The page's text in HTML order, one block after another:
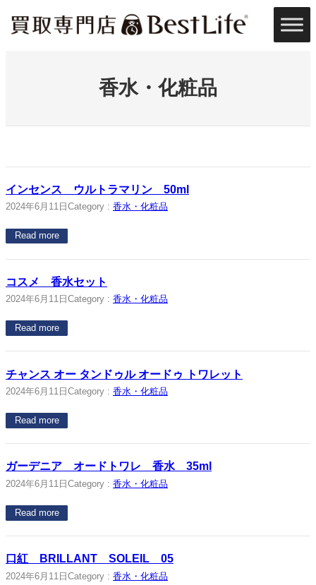
容
を
香水・化粧品
インセンス ウルトラマリン 50ml
2024年6月11日 Category : 香水・化粧品
Read more
コスメ 香水セット
2024年6月11日 Category : 香水・化粧品
Read more
チャンス オー タンドゥル オードゥ トワレット
2024年6月11日 Category : 香水・化粧品
Read more
ガーデニア オードトワレ 香水 35ml
2024年6月11日 Category : 香水・化粧品
Read more
口紅 BRILLANT SOLEIL 05
2024年6月11日 Category : 香水・化粧品